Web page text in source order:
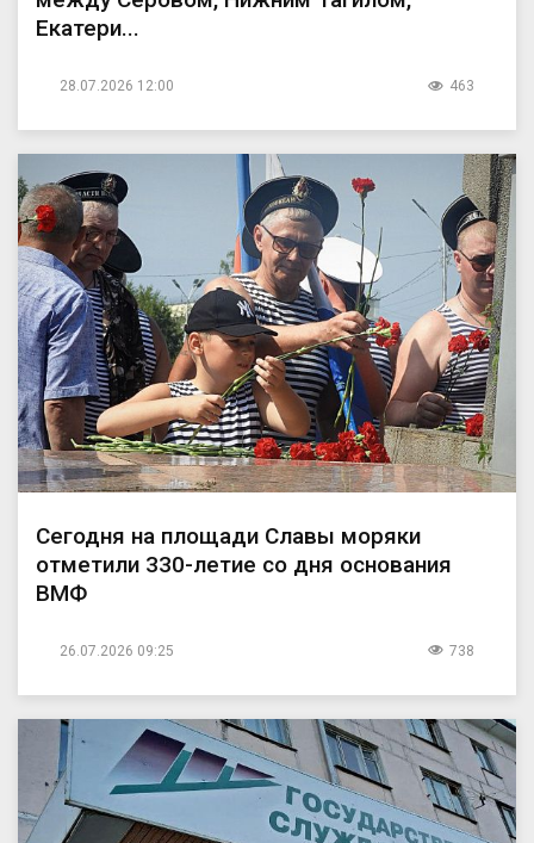
Екатери...
28.07.2026 12:00 463
Сегодня на площади Славы моряки
отметили 330-летие со дня основания
ВМФ
26.07.2026 09:25 738